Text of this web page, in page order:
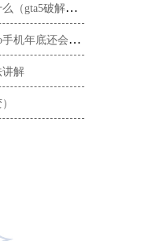
gta5破解版可以干什么 不能干什么（gta5破解版能买房子吗）
年底oppo手机会出新款吗（oppo手机年底还会有新款吗）
讲解